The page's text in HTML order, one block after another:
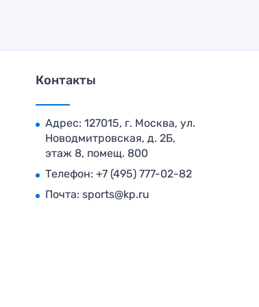
Контакты
Адрес: 127015, г. Москва, ул.
Новодмитровская, д. 2Б,
этаж 8, помещ. 800
Телефон: +7 (495) 777-02-82
Почта: sports@kp.ru